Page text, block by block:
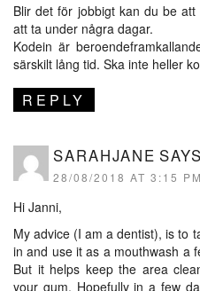
Blir det för jobbigt kan du be
att ta under några dagar.
Kodein är
särskilt lång tid. Ska inte heller
REPLY
SARAHJANE
28/08/2018 AT 3:15 PM
Hi Janni,
My advice (I am a dentist), is to
in and use it as a mouthwash a
But it helps keep the area
your gum. Hopefully in a few